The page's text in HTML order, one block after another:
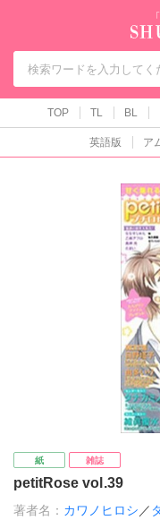
TOP TL BL
英語版 ア
紙 雑誌
petitRose vol.39
著者名： カワノヒロシ ／